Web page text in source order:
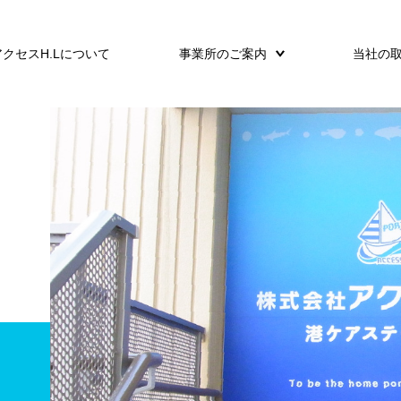
クセスH.Lについて 事業所のご案内 当社の